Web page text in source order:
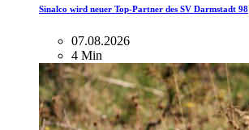
Sinalco wird neuer Top-Partner des SV Darmstadt 98
07.08.2026
4 Min